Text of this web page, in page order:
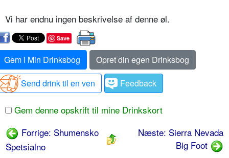
Vi har endnu ingen beskrivelse af denne øl.
Save
Gem i Min Drinksbog
Opret din egen Drinksbog
Send drink til en ven
Feedback
Gem denne opskrift til mine Drinkskort
Forrige: Shumensko
Spetsialno
Næste: Sierra Nevada
Big Foot